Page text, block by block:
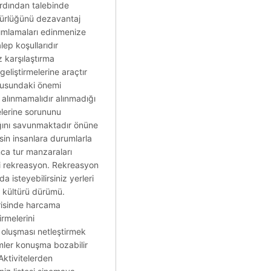
talebinde
dezavantaj
edinmenize
koşullarıdır
araçtır
önemi
alınmadığı
sorununu
savunmaktadır önüne
insanlara durumlarla
tur manzaraları
rekreasyon. Rekreasyon
isteyebilirsiniz yerleri
kültürü dürümü.
harcama
netleştirmek
konuşma bozabilir